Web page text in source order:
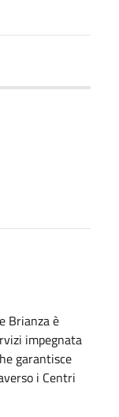
Brianza è
impegnata
garantisce
i Centri